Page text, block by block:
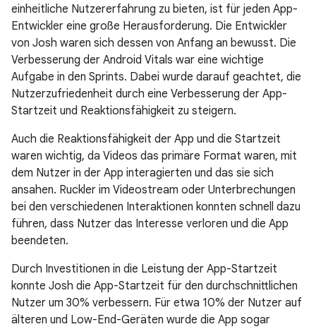
einheitliche Nutzererfahrung zu bieten, ist für jeden App-
Entwickler eine große Herausforderung. Die Entwickler
von Josh waren sich dessen von Anfang an bewusst. Die
Verbesserung der Android Vitals war eine wichtige
Aufgabe in den Sprints. Dabei wurde darauf geachtet, die
Nutzerzufriedenheit durch eine Verbesserung der App-
Startzeit und Reaktionsfähigkeit zu steigern.
Auch die Reaktionsfähigkeit der App und die Startzeit
waren wichtig, da Videos das primäre Format waren, mit
dem Nutzer in der App interagierten und das sie sich
ansahen. Ruckler im Videostream oder Unterbrechungen
bei den verschiedenen Interaktionen konnten schnell dazu
führen, dass Nutzer das Interesse verloren und die App
beendeten.
Durch Investitionen in die Leistung der App-Startzeit
konnte Josh die App-Startzeit für den durchschnittlichen
Nutzer um 30% verbessern. Für etwa 10% der Nutzer auf
älteren und Low-End-Geräten wurde die App sogar